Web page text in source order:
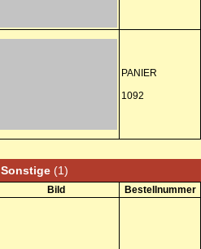
PANIER
1092
Sonstige (1)
Bild Bestellnummer